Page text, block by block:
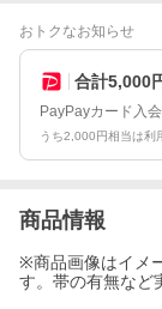
おトクなお知らせ
合計5,000
PayPayカード入
うち2,000円相当は利
商品情報
※商品画像はイメ
す。帯の有無など